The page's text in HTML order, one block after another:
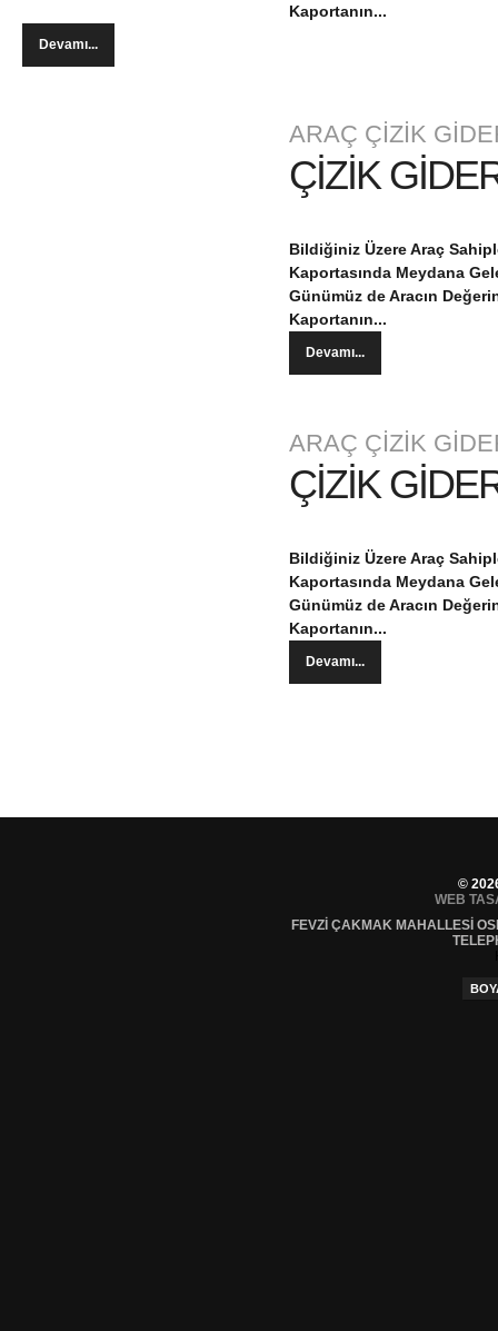
Kaportanın...
Devamı...
ARAÇ ÇİZİK
ÇİZİK
Bildiğiniz Üzere Araç
Kaportasında Meydana
Günümüz de Aracın
Kaportanın...
Devamı...
ARAÇ ÇİZİK
ÇİZİK
Bildiğiniz Üzere Araç
Kaportasında Meydana
Günümüz de Aracın
Kaportanın...
Devamı...
©
WEB
FEVZI ÇAKMAK MAHALLESI